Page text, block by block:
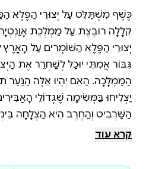
כֶּשֶׁף מִשְׁתַּלֵּט עַל יְצוּרֵי הַפֶּלֶא
קְלָלָה רוֹבֶצֶת עַל מַמְלֶכֶת
יְצוּרֵי הַפֶּלֶא הַשּׁוֹמְרִים עַל
גִּבּוֹר אֲמִתִּי יוּכַל לְשַׁחְרֵר אֶת
הַמַּמְלָכָה. הַאִם יִהְיוּ אֵלֶּה הַנַּעַר
יַצְלִיחוּ בַּמְּשִׂימָה שֶׁגְּדוֹלֵי
הַשַּׁרְבִיט וְהַחֶרֶב הִיא הַצְלָחָה
בֵּין דַּפֵּיהֶם יִפְגְּשׁוּ יְצוּרִים
קרא עוד